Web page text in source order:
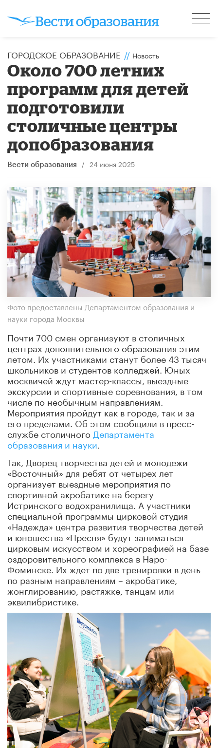
ГОРОДСКОЕ ОБРАЗОВАНИЕ // Новость
Около 700 летних
программ для детей
подготовили
столичные центры
допобразования
Вести образования / 24 июня 2025
Фото предоставлены Департаментом образования и
науки города Москвы
Почти 700 смен организуют в столичных
центрах дополнительного образования этим
летом. Их участниками станут более 43 тысяч
школьников и студентов колледжей. Юных
москвичей ждут мастер-классы, выездные
экскурсии и спортивные соревнования, в том
числе по необычным направлениям.
Мероприятия пройдут как в городе, так и за
его пределами. Об этом сообщили в пресс-
службе столичного Департамента
образования и науки.
Так, Дворец творчества детей и молодежи
«Восточный» для ребят от четырех лет
организует выездные мероприятия по
спортивной акробатике на берегу
Истринского водохранилища. А участники
специальной программы цирковой студия
«Надежда» центра развития творчества детей
и юношества «Пресня» будут заниматься
цирковым искусством и хореографией на базе
оздоровительного комплекса в Наро-
Фоминске. Их ждет по две тренировки в день
по разным направлениям – акробатике,
жонглированию, растяжке, танцам или
эквилибристике.